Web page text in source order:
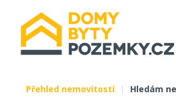
Přehled nemovitostí | Hledám